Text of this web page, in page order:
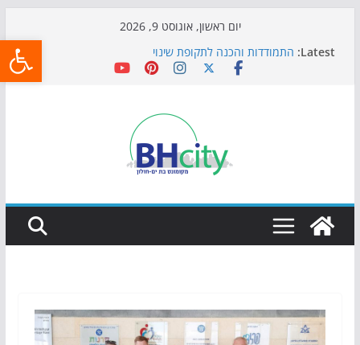
יום ראשון, אוגוסט 9, 2026
Latest: התמודדות והכנה לתקופת שינוי
אי ההרפתקאות ממשיך לכבוש את הגינות: מאות משפחות
כדורגל באווירה מיוחדת: הקרנת גמר המונדיאל בטרמינל
הקיץ של בני הנוער בבת־ים: חוף הריביירה הופך למרחב
בטוח בשעות הערב